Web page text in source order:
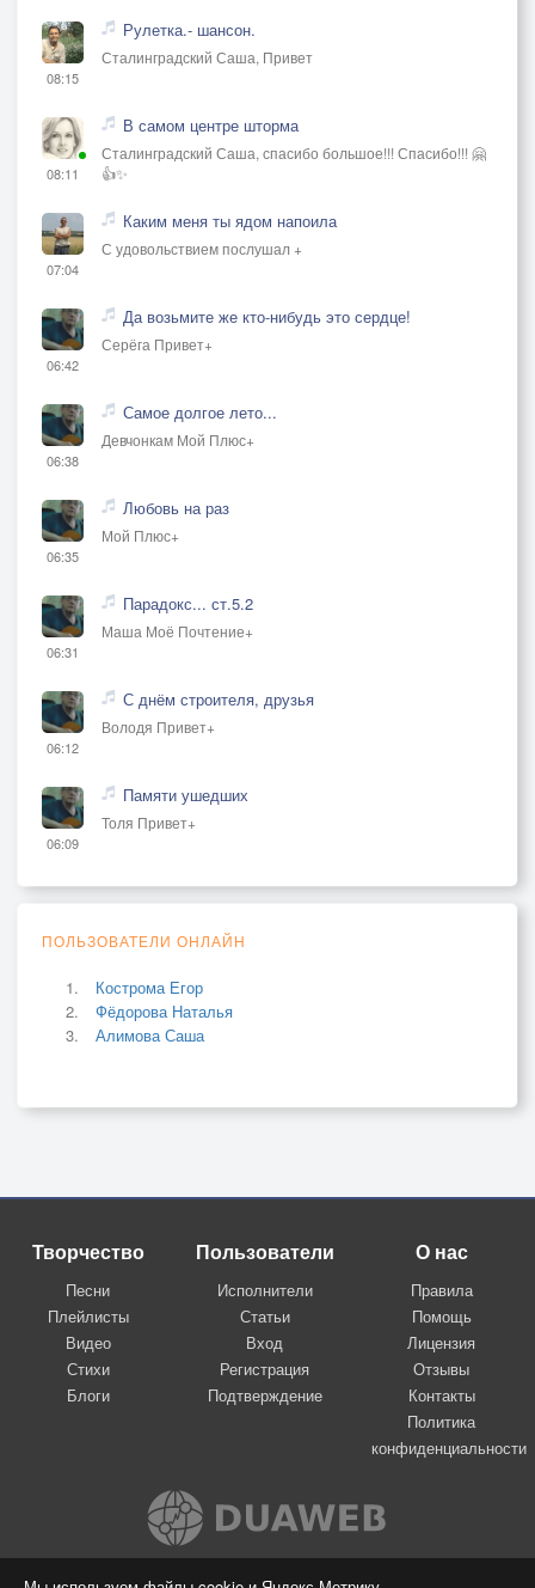
08:15
Рулетка.- шансон.
Сталинградский Саша, Привет
08:11
В самом центре шторма
Сталинградский Саша, спасибо большое!!! Спасибо!!! 🤗
👍✨
07:04
Каким меня ты ядом напоила
С удовольствием послушал +
06:42
Да возьмите же кто-нибудь это сердце!
Серёга Привет+
06:38
Самое долгое лето...
Девчонкам Мой Плюс+
06:35
Любовь на раз
Мой Плюс+
06:31
Парадокс... ст.5.2
Маша Моё Почтение+
06:12
С днём строителя, друзья
Володя Привет+
06:09
Памяти ушедших
Толя Привет+
ПОЛЬЗОВАТЕЛИ ОНЛАЙН
Кострома Егор
Фёдорова Наталья
Алимова Саша
Творчество
Песни
Плейлисты
Видео
Стихи
Блоги
Пользователи
Исполнители
Статьи
Вход
Регистрация
Подтверждение
О нас
Правила
Помощь
Лицензия
Отзывы
Контакты
Политика
конфиденциальности
Вконтакте